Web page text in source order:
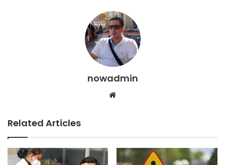
nowadmin
Website
Related Articles